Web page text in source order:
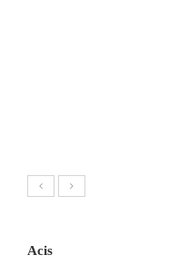
Acis